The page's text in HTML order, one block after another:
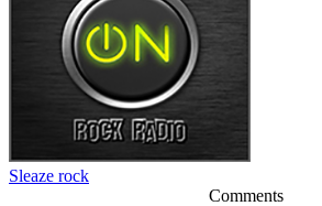
Sleaze rock
Comments